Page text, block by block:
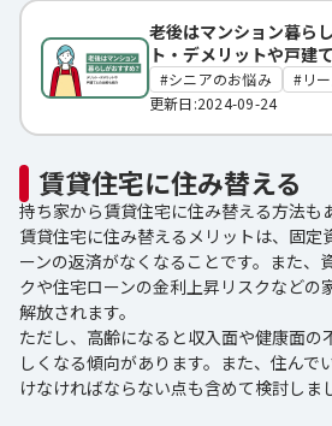
老後はマンション暮ら
ト・デメリットや戸建
シニアのお悩み
リ
更新日:2024-09-24
賃貸住宅に住み替える
持ち家から賃貸住宅に住み替える方法も
賃貸住宅に住み替えるメリットは、固定
ーンの返済がなくなることです。また、
クや住宅ローンの金利上昇リスクなどの
解放されます。
ただし、高齢になると収入面や健康面の
しくなる傾向があります。また、住んで
けなければならない点も含めて検討しま